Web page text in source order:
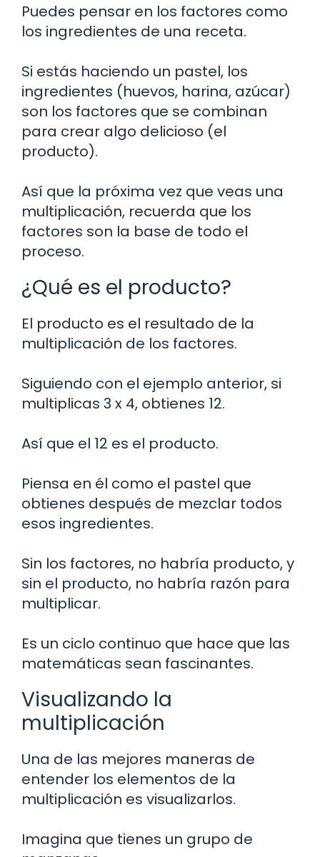
Puedes pensar en los factores como
los ingredientes de una receta.
Si estás haciendo un pastel, los
ingredientes (huevos, harina, azúcar)
son los factores que se combinan
para crear algo delicioso (el
producto).
Así que la próxima vez que veas una
multiplicación, recuerda que los
factores son la base de todo el
proceso.
¿Qué es el producto?
El producto es el resultado de la
multiplicación de los factores.
Siguiendo con el ejemplo anterior, si
multiplicas 3 x 4, obtienes 12.
Así que el 12 es el producto.
Piensa en él como el pastel que
obtienes después de mezclar todos
esos ingredientes.
Sin los factores, no habría producto, y
sin el producto, no habría razón para
multiplicar.
Es un ciclo continuo que hace que las
matemáticas sean fascinantes.
Visualizando la
multiplicación
Una de las mejores maneras de
entender los elementos de la
multiplicación es visualizarlos.
Imagina que tienes un grupo de